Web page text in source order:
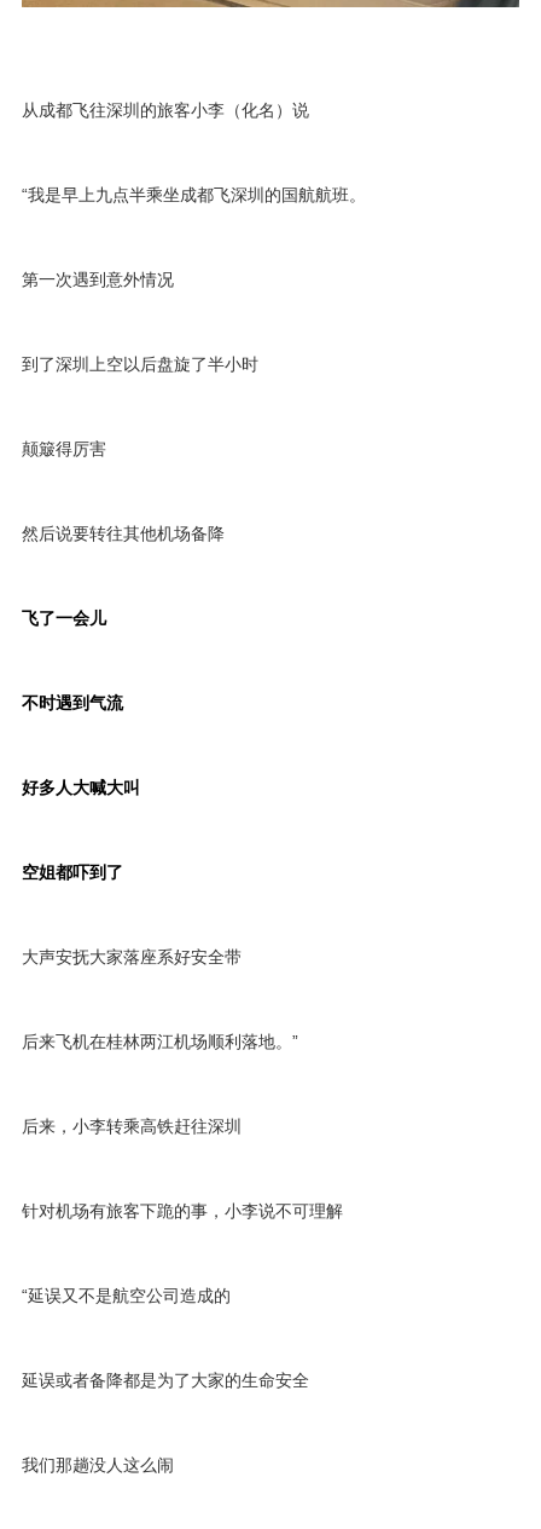
从成都飞往深圳的旅客小李（化名）说
“我是早上九点半乘坐成都飞深圳的国航航班。
第一次遇到意外情况
到了深圳上空以后盘旋了半小时
颠簸得厉害
然后说要转往其他机场备降
飞了一会儿
不时遇到气流
好多人大喊大叫
空姐都吓到了
大声安抚大家落座系好安全带
后来飞机在桂林两江机场顺利落地。”
后来，小李转乘高铁赶往深圳
针对机场有旅客下跪的事，小李说不可理解
“延误又不是航空公司造成的
延误或者备降都是为了大家的生命安全
我们那趟没人这么闹